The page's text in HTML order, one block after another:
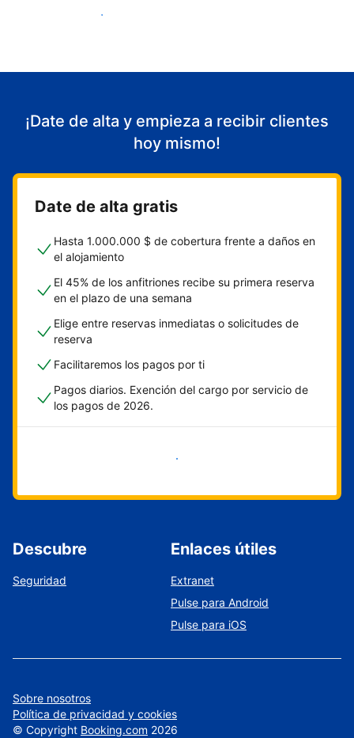
Empieza a recibir clientes
¡Date de alta y empieza a recibir clientes
hoy mismo!
Date de alta gratis
Hasta 1.000.000 $ de cobertura frente a daños en
el alojamiento
El 45% de los anfitriones recibe su primera reserva
en el plazo de una semana
Elige entre reservas inmediatas o solicitudes de
reserva
Facilitaremos los pagos por ti
Pagos diarios. Exención del cargo por servicio de
los pagos de 2026.
Empieza ahora
Descubre
Seguridad
Enlaces útiles
Extranet
Pulse para Android
Pulse para iOS
Sobre nosotros
Política de privacidad y cookies
© Copyright Booking.com 2026